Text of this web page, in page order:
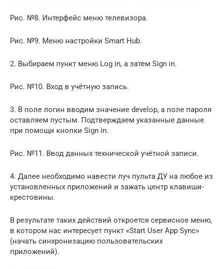
Рис. №8. Интерфейс меню телевизора.
Рис. №9. Меню настройки Smart Hub.
2. Выбираем пункт меню Log in, а затем Sign in.
Рис. №10. Вход в учётную запись.
3. В поле логин вводим значение develop, а поле пароля
оставляем пустым. Подтверждаем указанные данные
при помощи кнопки Sign in.
Рис. №11. Ввод данных технической учётной записи.
4. Далее необходимо навести луч пульта ДУ на любое из
установленных приложений и зажать центр клавиши-
крестовины.
В результате таких действий откроется сервисное меню,
в котором нас интересует пункт «Start User App Sync»
(начать синхронизацию пользовательских
приложений).